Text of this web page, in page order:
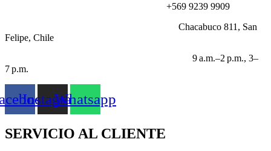
+569 9239 9909
Chacabuco 811, San
Felipe, Chile
9 a.m.–2 p.m., 3–
7 p.m.
InstagramWhatsapp
SERVICIO AL CLIENTE